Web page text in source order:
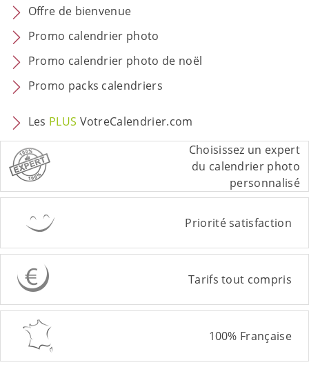
Offre de bienvenue
Promo calendrier photo
Promo calendrier photo de noël
Promo packs calendriers
Les PLUS VotreCalendrier.com
Choisissez un expert
du calendrier photo
personnalisé
Priorité satisfaction
Tarifs tout compris
100% Française